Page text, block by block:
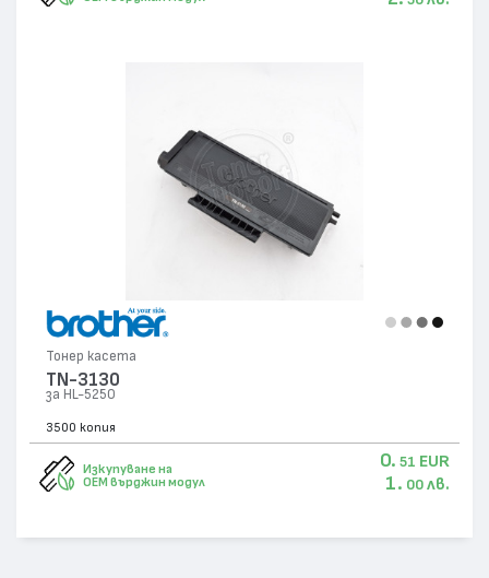
Тонер касета
TN-3130
за HL-5250
3500 копия
Изкупуване на
OEM върджин модул
0. 51 EUR
1. 00 лв.